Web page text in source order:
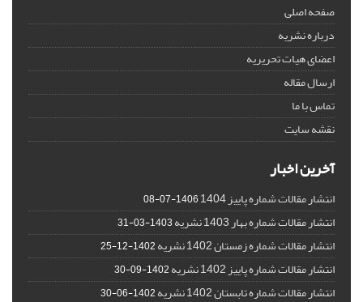
صفحه اصلی
درباره نشریه
اعضای هیات تحریریه
ارسال مقاله
تماس با ما
نقشه سایت
آخرین اخبار
انتشار مقالات شماره پاییز 1404 1406-07-08
انتشار مقالات شماره بهار 1403 نشریه 1403-03-31
انتشار مقالات شماره زمستان 1402 نشریه 1402-12-25
انتشار مقالات شماره پاییز 1402 نشریه 1402-09-30
انتشار مقالات شماره تابستان 1402 نشریه 1402-06-30